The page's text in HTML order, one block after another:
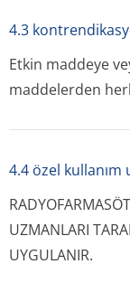
4.3
Etkin maddeye
maddelerden
4.4 özel kullanım
UZMANLARI
UYGULANIR.